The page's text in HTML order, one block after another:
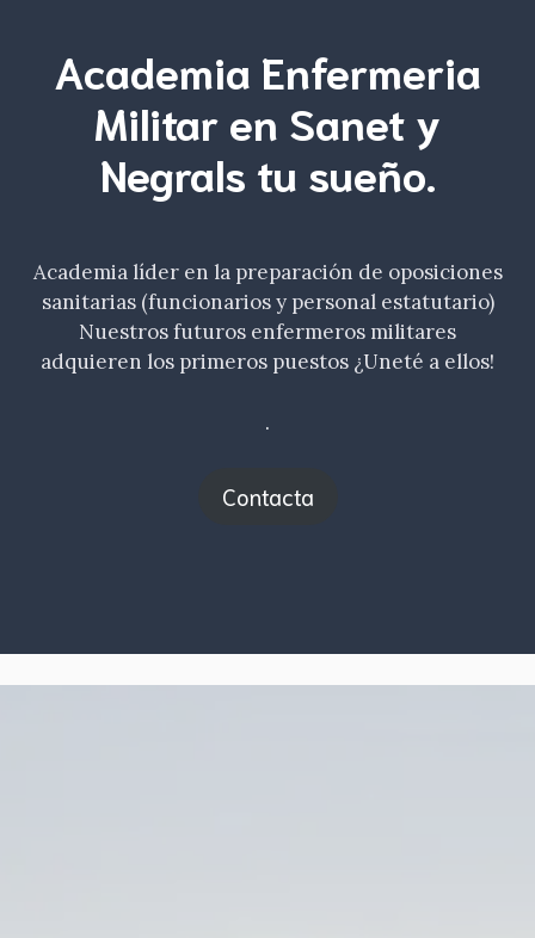
Academia Enfermeria
Militar en Sanet y
Negrals tu sueño.
Academia líder en la preparación de oposiciones
sanitarias (funcionarios y personal estatutario)
Nuestros futuros enfermeros militares
adquieren los primeros puestos ¿Uneté a ellos!
.
Contacta